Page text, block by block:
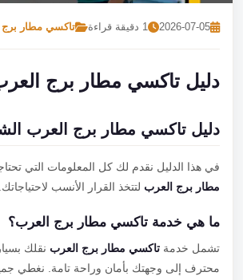
2026-07-05 1 دقيقة قراءة تاكسي مطار برج
دليل تاكسي مطار برج
دليل تاكسي مطار برج العرب
في هذا الدليل نقدم لك كل المعلومات التي
مطار برج العربلتتخذ القرار الأنسب لاحتياجاتك.
ما هي خدمة تاكسي مطار برج العرب؟
تشمل خدمةتاكسي مطار برج العربنقلك
محترف إلى وجهتك بأمان وراحة تامة. نغطي